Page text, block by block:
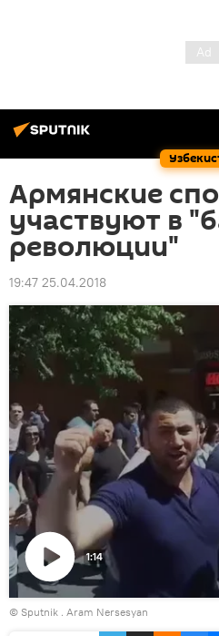
Армянские
участвуют в
революции"
19:47 25.04.2018
Воспроизвести
видео
1:14
© Sputnik . Aram Nersesyan